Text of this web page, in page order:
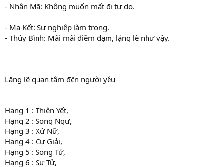
- Nhân Mã: Không muốn mất đi tự do.
- Ma Kết: Sự nghiệp làm trọng.
- Thủy Bình: Mãi mãi điềm đạm, lặng lẽ như vậy.
Lặng lẽ quan tâm đến người yêu
Hạng 1 : Thiên Yết,
Hạng 2 : Song Ngư,
Hạng 3 : Xử Nữ,
Hạng 4 : Cự Giải,
Hạng 5 : Song Tử,
Hạng 6 : Sư Tử,